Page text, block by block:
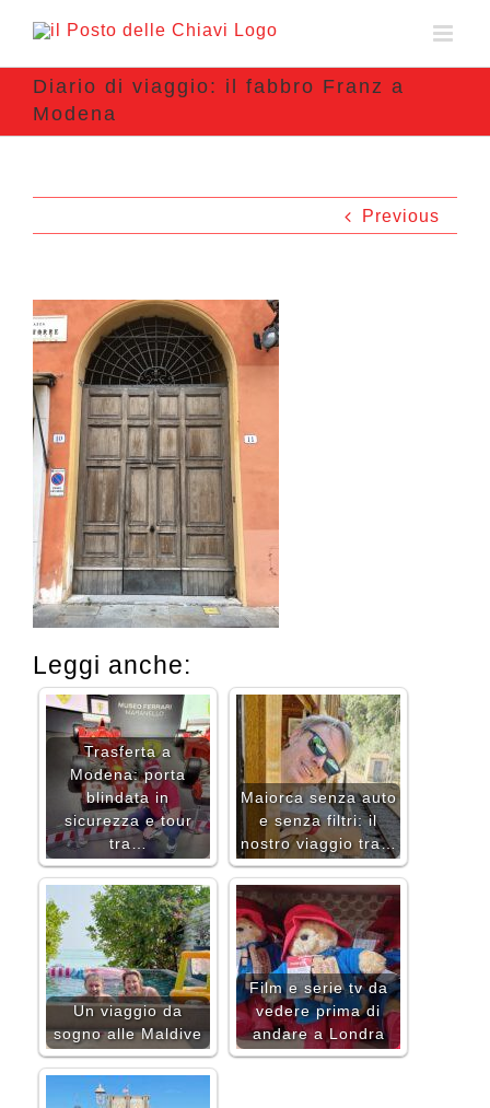
Diario di viaggio: il fabbro Franz a
Modena
Previous
Leggi anche:
Trasferta a
Modena: porta
blindata in
sicurezza e tour
tra…
Maiorca senza auto
e senza filtri: il
nostro viaggio tra…
Un viaggio da
sogno alle Maldive
Film e serie tv da
vedere prima di
andare a Londra